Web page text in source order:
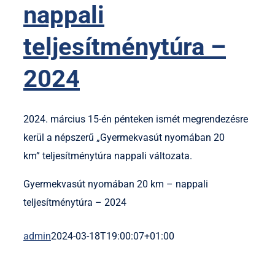
nappali
teljesítménytúra –
2024
2024. március 15-én pénteken ismét megrendezésre
kerül a népszerű „Gyermekvasút nyomában 20
km” teljesítménytúra nappali változata.
Gyermekvasút nyomában 20 km – nappali
teljesítménytúra – 2024
admin2024-03-18T19:00:07+01:00